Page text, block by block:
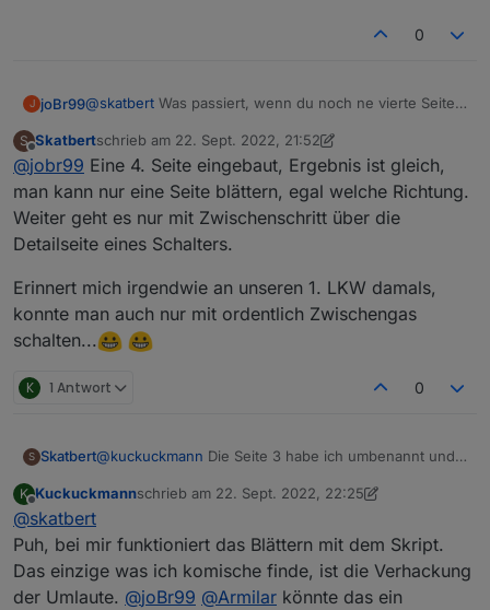
0
J joBr99@skatbert Was passiert, wenn du noch ne vierte Seite
Das Video möchte sich nicht abspielen lassen, noch
nicht mal im VLC.
S
Offline
Skatbertschrieb am 22. Sept. 2022, 21:52
zuletzt editiert von Skatbert
@jobr99 Eine 4. Seite eingebaut, Ergebnis ist gleich,
man kann nur eine Seite blättern, egal welche Richtung.
Weiter geht es nur mit Zwischenschritt über die
Detailseite eines Schalters.
Erinnert mich irgendwie an unseren 1. LKW damals,
konnte man auch nur mit ordentlich Zwischengas
schalten...
K 1 Antwort 0
S Skatbert@kuckuckmann Die Seite 3 habe ich umbenannt und
Unterscheidung klarer wird.
Achso, das kommt im Video nicht so, das Panel
und gleichzeitig den Focus nicht verlieren ist so eine
Hier mein ganzens Script:
20220922 Skatbert-Aktuell.txt
K
Offline
Kuckuckmannschrieb am 22. Sept. 2022, 22:25
zuletzt editiert von Kuckuckmann
@skatbert
Puh, bei mir funktioniert das Blättern mit dem Skript.
Das einzige was ich komische finde, ist die Verhackung
der Umlaute. @joBr99 @Armilar könnte das ein